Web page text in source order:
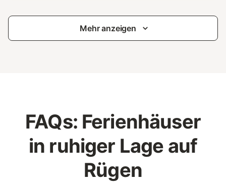
Mehr anzeigen
FAQs: Ferienhäuser
in ruhiger Lage auf
Rügen